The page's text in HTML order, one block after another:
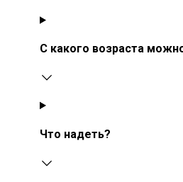
С какого возраста
Что надеть?